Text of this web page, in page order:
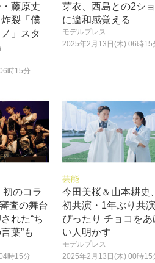
藤原丈
裂「僕
」スタ
時15分
芽衣、西島との2シ
に違和感覚える
モデルプレス
2025年2月13日(木) 06時15
初のコラ
査の舞台
れた“ち
葉”も
時15分
芸能
今田美桜＆山本耕史
初共演・1年ぶり共
ぴったり チョコをあ
い人明かす
モデルプレス
2025年2月13日(木) 00時15